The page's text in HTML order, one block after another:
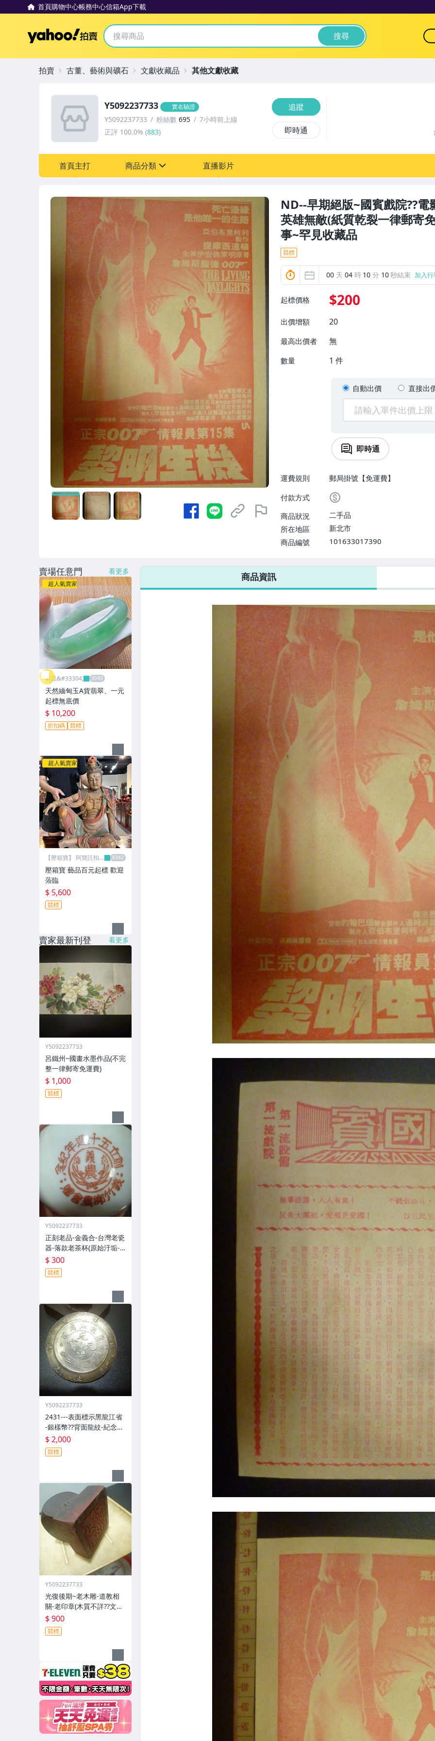
首頁購物中心帳務中心信箱App下載
Yahoo拍賣 搜尋
ND--早期絕版~國賓戲院??
英雄無敵(紙質乾裂一律郵寄
事~罕見收藏品
競標
00 天 04 時 10 分 08秒結束 加入
起標價格 $200
出價增額 20
最高出價者 無
數量 1 件
自動出價 直接出
即時通
運費規則
郵局掛號【免運費】
付款方式
商品狀況
二手品
所在地區
新北市
商品編號
101633017390
Y5092237733 實名驗證
Y5092237733 粉絲數 695
7小時前上線
正評 100.0% (883)
追蹤
即時通
首頁主打 商品分類
玩具、模型與公仔
直播影片
拍賣 古董、藝術與礦石 文獻收藏品 其他文獻收藏
商品資訊
賣場任意門 看更多
超人氣賣家
昕品&#33304;
天然緬甸玉A貨翡翠、一元
起標無底價
$ 10,200
折扣碼 競標
超人氣賣家
【壓箱寶】 阿寶託拍
壓箱寶 藝品百元起標 歡迎
蒞臨
$ 5,600
競標
賣家最新刊登 看更多
Y5092237733
呂鐵州~國畫水墨作品(不完
整一律郵寄免運費)
$ 1,000
競標
Y5092237733
正刻老品-金義合-台灣老瓷
器-落款老茶杯(原始汙垢--
郵寄免運費)
$ 300
競標
Y5092237733
2431---表面標示黑龍江省
-銀樣幣??背面龍紋-紀念
幣??(郵寄免運費)
$ 2,000
競標
Y5092237733
光復後期~老木雕-道教相
關-老印章(木質不詳??文字
不詳??)歷史民俗文物??(郵
寄免運費)
$ 900
競標